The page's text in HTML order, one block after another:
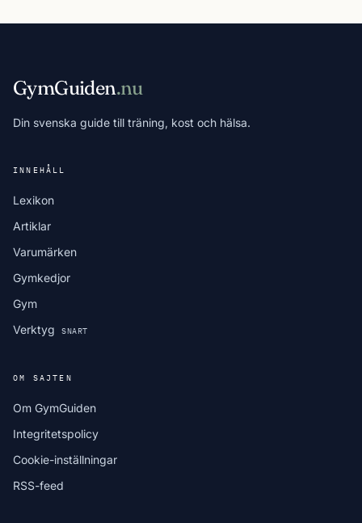
GymGuiden.nu
Din svenska guide till träning, kost och hälsa.
INNEHÅLL
Lexikon
Artiklar
Varumärken
Gymkedjor
Gym
Verktyg
SNART
OM SAJTEN
Om GymGuiden
Integritetspolicy
Cookie-inställningar
RSS-feed